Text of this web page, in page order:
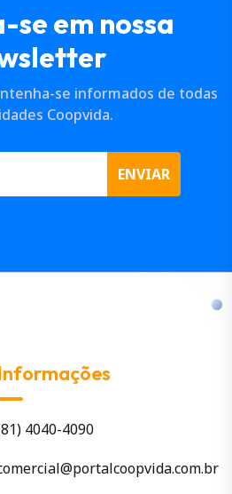
-se em nossa
sletter
se informados de todas
Coopvida.
ENVIAR
4040-4090